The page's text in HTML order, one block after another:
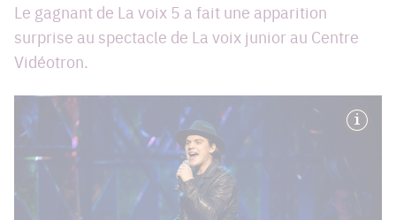
Le gagnant de La voix 5 a fait une apparition
surprise au spectacle de La voix junior au Centre
Vidéotron.